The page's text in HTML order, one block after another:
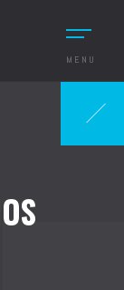
MENU